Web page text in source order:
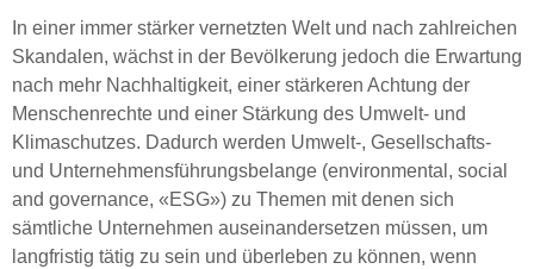
In einer immer stärker vernetzten Welt und nach zahlreichen
Skandalen, wächst in der Bevölkerung jedoch die Erwartung
nach mehr Nachhaltigkeit, einer stärkeren Achtung der
Menschenrechte und einer Stärkung des Umwelt- und
Klimaschutzes. Dadurch werden Umwelt-, Gesellschafts-
und Unternehmensführungsbelange (environmental, social
and governance, «ESG») zu Themen mit denen sich
sämtliche Unternehmen auseinandersetzen müssen, um
langfristig tätig zu sein und überleben zu können, wenn